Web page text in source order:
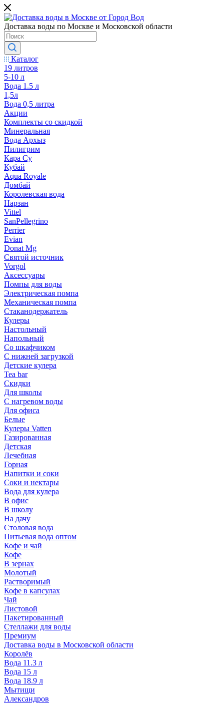
Доставка воды по Москве и Московской области
Каталог
19 литров
5-10 л
Вода 1.5 л
1,5л
Вода 0,5 литра
Акции
Комплекты со скидкой
Минеральная
Вода Архыз
Пилигрим
Кара Су
Кубай
Aqua Royale
Домбай
Королевская вода
Нарзан
Vittel
SanPellegrino
Perrier
Evian
Donat Mg
Святой источник
Vorgol
Аксессуары
Помпы для воды
Электрическая помпа
Механическая помпа
Стаканодержатель
Кулеры
Настольный
Напольный
Со шкафчиком
С нижней загрузкой
Детские кулера
Tea bar
Скидки
Для школы
С нагревом воды
Для офиса
Белые
Кулеры Vatten
Газированная
Детская
Лечебная
Горная
Напитки и соки
Соки и нектары
Вода для кулера
В офис
В школу
На дачу
Столовая вода
Питьевая вода оптом
Кофе и чай
Кофе
В зернах
Молотый
Растворимый
Кофе в капсулах
Чай
Листовой
Пакетированный
Стеллажи для воды
Премиум
Доставка воды в Московской области
Королёв
Вода 11.3 л
Вода 15 л
Вода 18.9 л
Мытищи
Александров